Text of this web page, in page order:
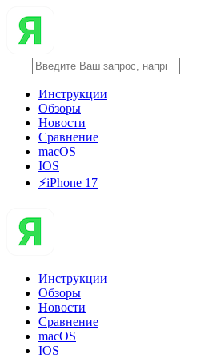
Инструкции
Обзоры
Новости
Сравнение
macOS
IOS
⚡️iPhone 17
Инструкции
Обзоры
Новости
Сравнение
macOS
IOS